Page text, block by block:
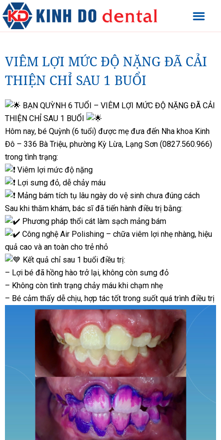
VIÊM LỢI MỨC ĐỘ NẶNG ĐÃ CẢI
THIỆN CHỈ SAU 1 BUỔI
BẠN QUỲNH 6 TUỔI – VIÊM LỢI MỨC ĐỘ NẶNG ĐÃ CẢI
THIỆN CHỈ SAU 1 BUỔI
Hôm nay, bé Quỳnh (6 tuổi) được mẹ đưa đến Nha khoa Kinh
Đô – 336 Bà Triệu, phường Kỳ Lừa, Lạng Sơn (0827.560.966)
trong tình trạng:
Viêm lợi mức độ nặng
Lợi sưng đỏ, dễ chảy máu
Mảng bám tích tụ lâu ngày do vệ sinh chưa đúng cách
Sau khi thăm khám, bác sĩ đã tiến hành điều trị bằng:
Phương pháp thổi cát làm sạch mảng bám
Công nghệ Air Polishing – chữa viêm lợi nhẹ nhàng, hiệu
quả cao và an toàn cho trẻ nhỏ
Kết quả chỉ sau 1 buổi điều trị:
– Lợi bé đã hồng hào trở lại, không còn sưng đỏ
– Không còn tình trạng chảy máu khi chạm nhẹ
– Bé cảm thấy dễ chịu, hợp tác tốt trong suốt quá trình điều trị